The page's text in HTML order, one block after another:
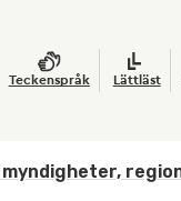
Teckenspråk Lättläst